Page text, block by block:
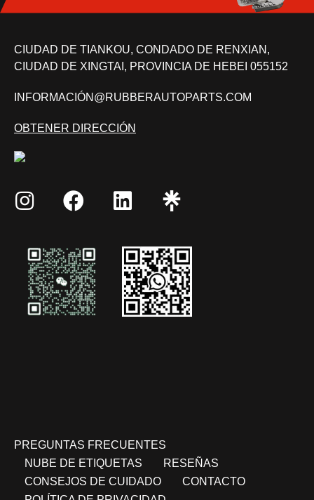
CIUDAD DE TIANKOU, CONDADO DE RENXIAN,
CIUDAD DE XINGTAI, PROVINCIA DE HEBEI 055152
INFORMACIÓN@RUBBERAUTOPARTS.COM
OBTENER DIRECCIÓN
PREGUNTAS FRECUENTES
NUBE DE ETIQUETAS
RESEÑAS
CONSEJOS DE CUIDADO
CONTACTO